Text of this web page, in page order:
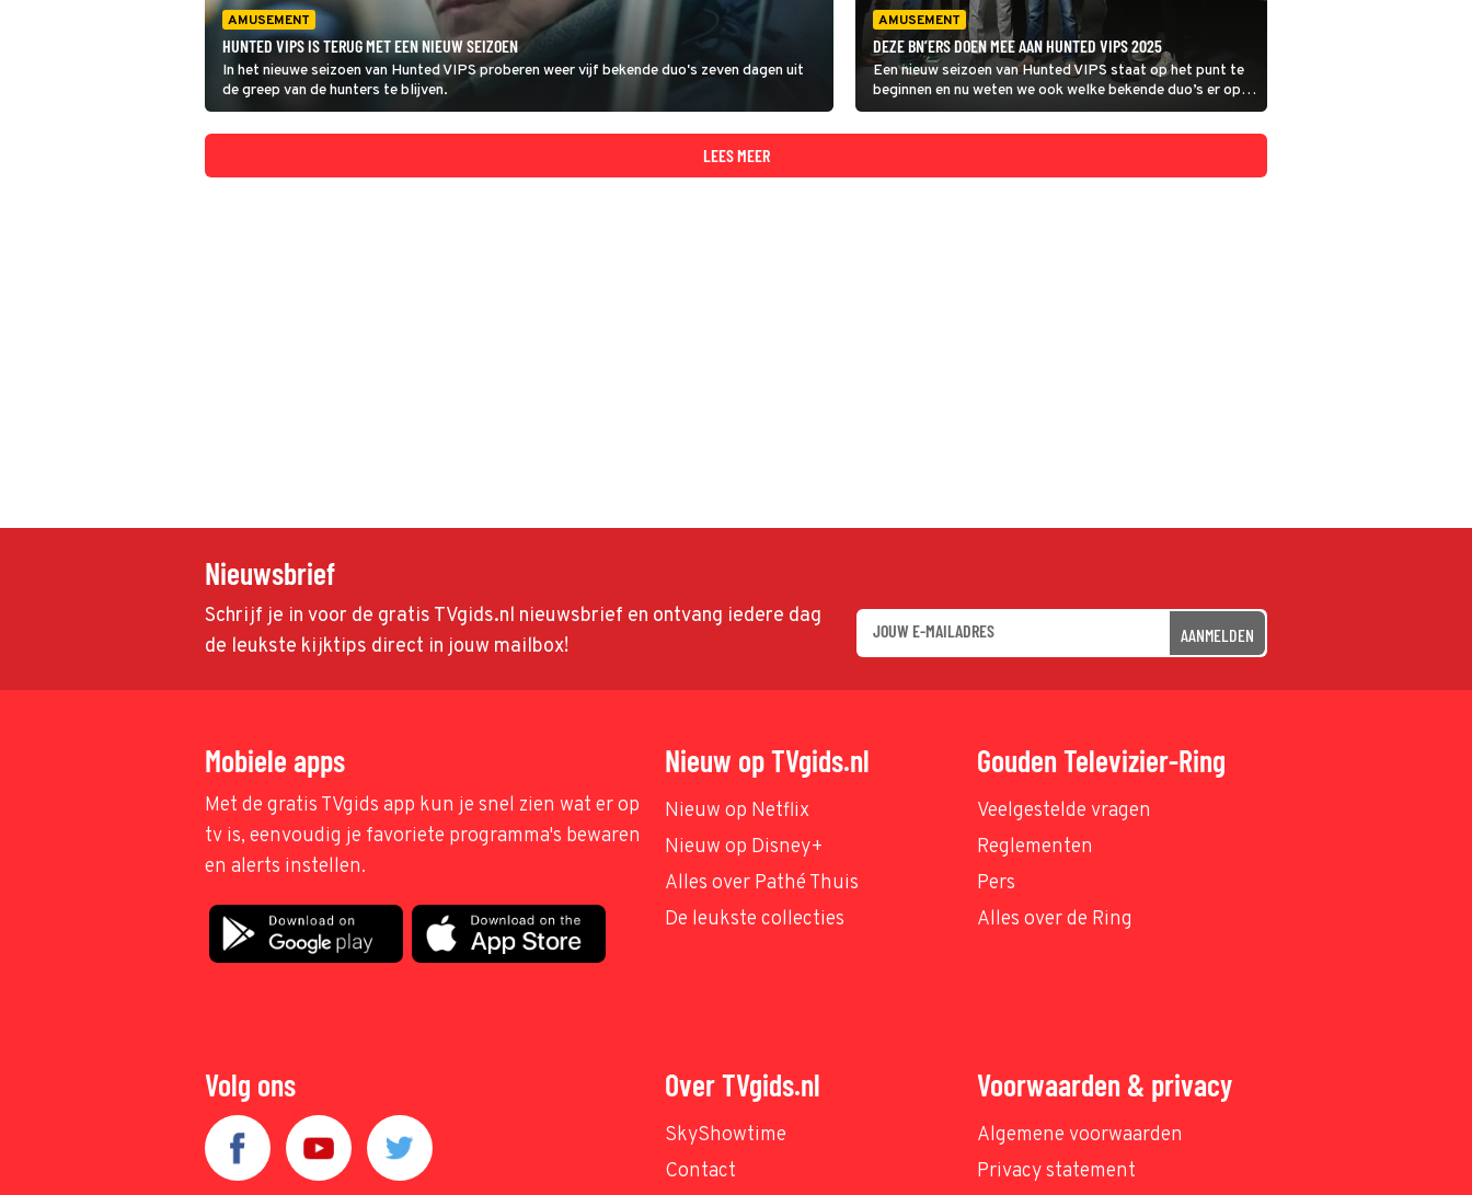
AMUSEMENT
HUNTED VIPS IS TERUG MET EEN NIEUW SEIZOEN
In het nieuwe seizoen van Hunted VIPS proberen weer vijf bekende duo's zeven dagen uit
de greep van de hunters te blijven.
AMUSEMENT
DEZE BN’ERS DOEN MEE AAN HUNTED VIPS 2025
Een nieuw seizoen van Hunted VIPS staat op het punt te
beginnen en nu weten we ook welke bekende duo’s er op
de vlucht slaan.
LEES MEER
Nieuwsbrief
Schrijf je in voor de gratis TVgids.nl nieuwsbrief en ontvang iedere dag
de leukste kijktips direct in jouw mailbox!
AANMELDEN
Mobiele apps
Met de gratis TVgids app kun je snel zien wat er op
tv is, eenvoudig je favoriete programma's bewaren
en alerts instellen.
Nieuw op TVgids.nl
Nieuw op Netflix
Nieuw op Disney+
Alles over Pathé Thuis
De leukste collecties
Gouden Televizier-Ring
Veelgestelde vragen
Reglementen
Pers
Alles over de Ring
Volg ons Over TVgids.nl
SkyShowtime
Contact
Voorwaarden & privacy
Algemene voorwaarden
Privacy statement